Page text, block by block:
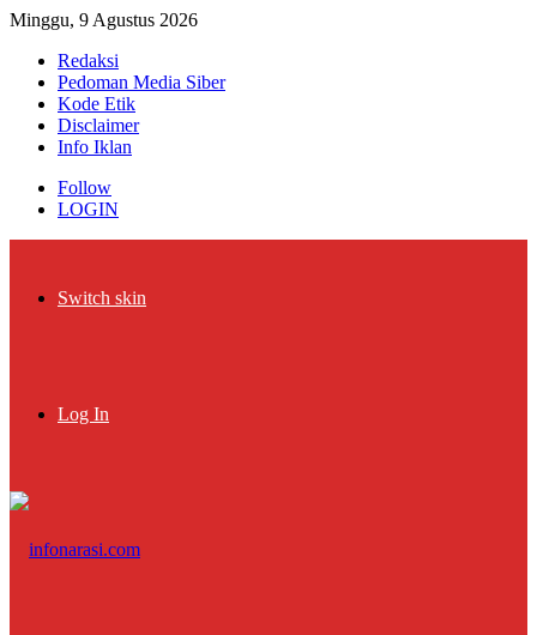
Minggu, 9 Agustus 2026
Redaksi
Pedoman Media Siber
Kode Etik
Disclaimer
Info Iklan
Follow
LOGIN
Switch skin
Log In